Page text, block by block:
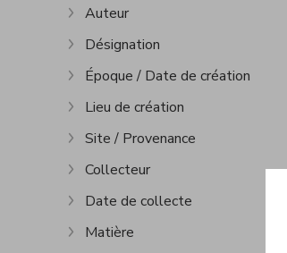
Afficher plus
Auteur
Afficher plus
Désignation
Afficher plus
Époque / Date de création
Afficher plus
Lieu de création
Afficher plus
Site / Provenance
Afficher plus
Collecteur
Afficher plus
Date de collecte
Afficher plus
Matière